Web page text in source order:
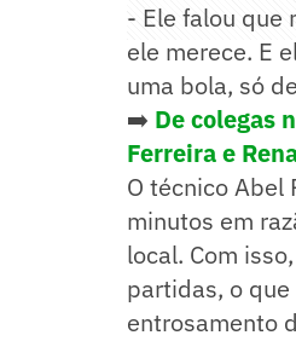
- Ele falou que
ele merece. E
uma bola, só
➡️ De colegas
Ferreira e
O técnico Abel
minutos em
local. Com
partidas, o
entrosamento